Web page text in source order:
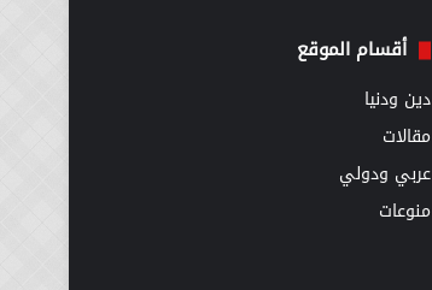
أقسام الموقع
دين ودنيا
مقالات
عربي ودولي
منوعات